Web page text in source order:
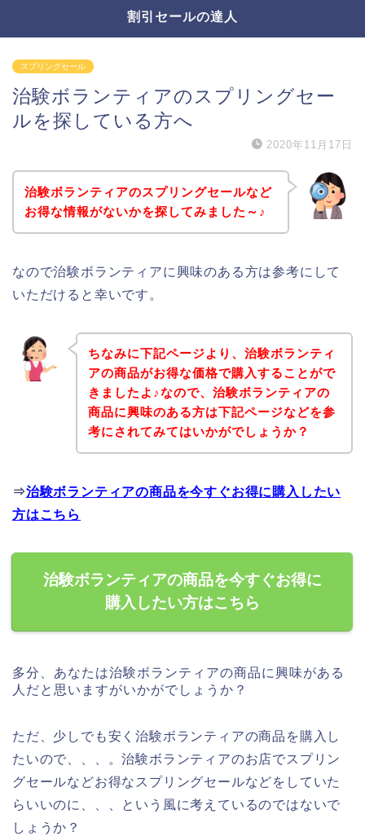
割引セールの達人
スプリングセール
治験ボランティアのスプリングセー
ルを探している方へ
2020年11月17日
治験ボランティアのスプリングセールなど
お得な情報がないかを探してみました～♪
なので治験ボランティアに興味のある方は参考にして
いただけると幸いです。
ちなみに下記ページより、治験ボランティ
アの商品がお得な価格で購入することがで
きましたよ♪なので、治験ボランティアの
商品に興味のある方は下記ページなどを参
考にされてみてはいかがでしょうか？
⇒治験ボランティアの商品を今すぐお得に購入したい
方はこちら
治験ボランティアの商品を今すぐお得に
購入したい方はこちら
多分、あなたは治験ボランティアの商品に興味がある
人だと思いますがいかがでしょうか？
ただ、少しでも安く治験ボランティアの商品を購入し
たいので、、、。治験ボランティアのお店でスプリン
グセールなどお得なスプリングセールなどをしていた
らいいのに、、、という風に考えているのではないで
しょうか？